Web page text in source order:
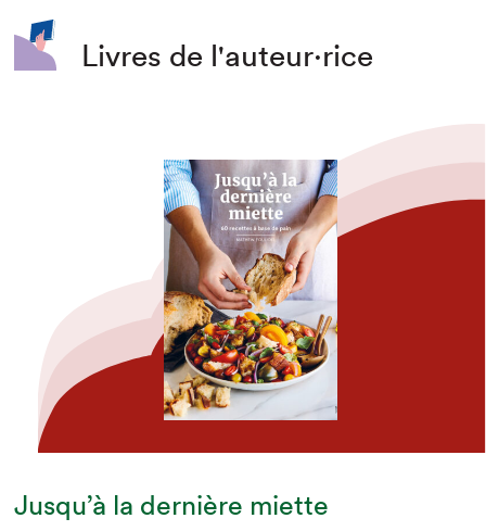
Livres de l'auteur·rice
Jusqu’à la dernière miette